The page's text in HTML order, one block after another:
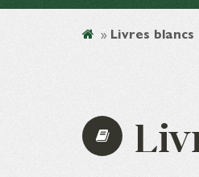
» Livres blancs